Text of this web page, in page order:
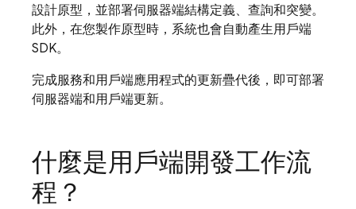
設計原型，並部署伺服器端結構定義、查詢和突變。
此外，在您製作原型時，系統也會自動產生用戶端
SDK。
完成服務和用戶端應用程式的更新疊代後，即可部署
伺服器端和用戶端更新。
什麼是用戶端開發工作流
程？